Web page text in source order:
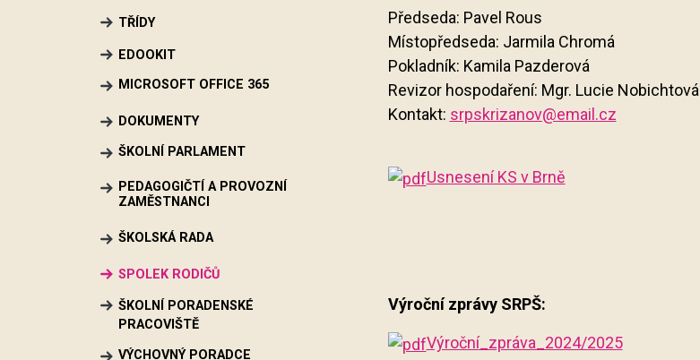
Předseda: Pavel Rous
Místopředseda: Jarmila Chromá
Pokladník: Kamila Pazderová
Revizor hospodaření: Mgr. Lucie Nobichtová
Kontakt: srpskrizanov@email.cz
Usnesení KS v Brně
Výroční zprávy SRPŠ:
Výroční_zpráva_2024/2025
TŘÍDY
EDOOKIT
MICROSOFT OFFICE 365
DOKUMENTY
ŠKOLNÍ PARLAMENT
PEDAGOGIČTÍ A PROVOZNÍ
ZAMĚSTNANCI
ŠKOLSKÁ RADA
SPOLEK RODIČŮ
ŠKOLNÍ PORADENSKÉ
PRACOVIŠTĚ
VÝCHOVNÝ PORADCE